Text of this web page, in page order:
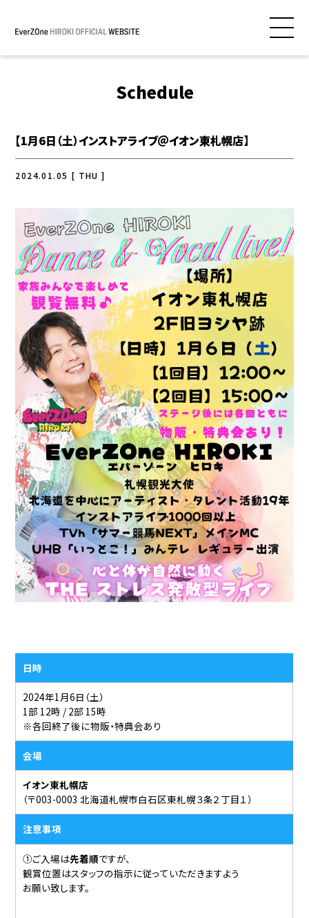
Schedule
【1月6日（土）インストアライブ＠イオン東札幌店】
2024.01.05 [ THU ]
日時
2024年1月6日（土）
1部 12時 / 2部 15時
※各回終了後に物販・特典会あり
会場
イオン東札幌店
（〒003-0003 北海道札幌市白石区東札幌３条２丁目１）
注意事項
①ご入場は先着順ですが、
観賞位置はスタッフの指示に従っていただきますよう
お願い致します。